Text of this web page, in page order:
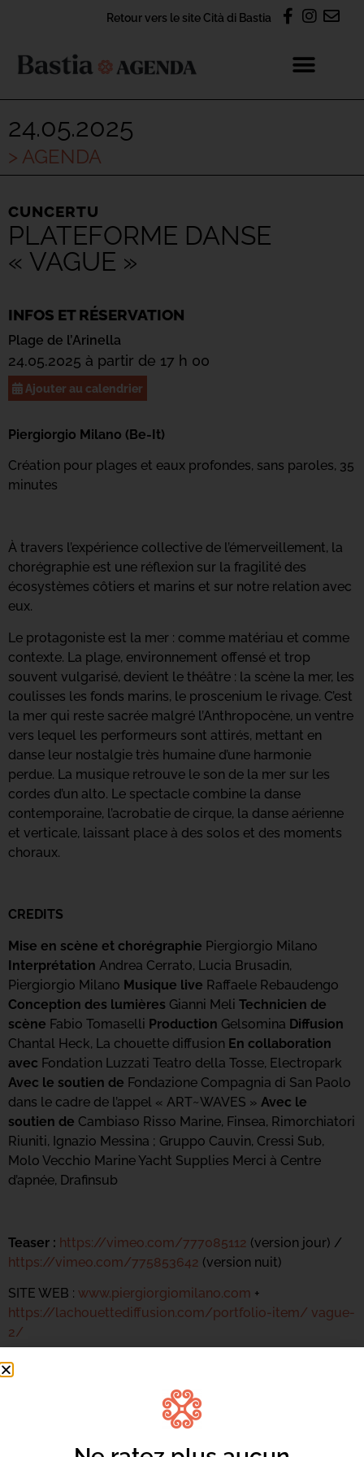
Retour vers le site Cità di Bastia
24.05.2025
> AGENDA
CUNCERTU
PLATEFORME DANSE
« VAGUE »
INFOS ET RÉSERVATION
Plage de l’Arinella
24.05.2025 à partir de 17 h 00
Ajouter au calendrier
Piergiorgio Milano (Be-It)
Création pour plages et eaux profondes, sans paroles, 35
minutes
À travers l’expérience collective de l’émerveillement, la
chorégraphie est une réflexion sur la fragilité des
écosystèmes côtiers et marins et sur notre relation avec
eux.
Le protagoniste est la mer : comme matériau et comme
contexte. La plage, environnement offensé et trop
souvent vulgarisé, devient le théâtre : la scène la mer, les
coulisses les fonds marins, le proscenium le rivage. C’est
la mer qui reste sacrée malgré l’Anthropocène, un ventre
vers lequel les performeurs sont attirés, mettant en
danse leur nostalgie très humaine d’une harmonie
perdue. La musique retrouve le son de la mer sur les
cordes d’un alto. Le spectacle combine la danse
contemporaine, l’acrobatie de cirque, la danse aérienne
et verticale, laissant place à des solos et des moments
choraux.
CREDITS
Mise en scène et chorégraphie Piergiorgio Milano
Interprétation Andrea Cerrato, Lucia Brusadin,
Piergiorgio Milano Musique live Raffaele Rebaudengo
Conception des lumières Gianni Meli Technicien de
scène Fabio Tomaselli Production Gelsomina Diffusion
Chantal Heck, La chouette diffusion En collaboration
avec Fondation Luzzati Teatro della Tosse, Electropark
Avec le soutien de Fondazione Compagnia di San Paolo
dans le cadre de l’appel « ART~WAVES » Avec le
soutien de Cambiaso Risso Marine, Finsea, Rimorchiatori
Riuniti, Ignazio Messina ; Gruppo Cauvin, Cressi Sub,
Molo Vecchio Marine Yacht Supplies Merci à Centre
d’apnée, Drafinsub
Teaser : https://vimeo.com/777085112 (version jour) /
https://vimeo.com/775853642 (version nuit)
SITE WEB : www.piergiorgiomilano.com +
https://lachouettediffusion.com/portfolio-item/ vague-
2/
FACEBOOK :
https://www.instagram.com/piergiorgiomilano/